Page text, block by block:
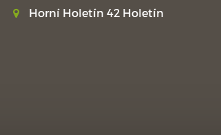
Horní Holetín 42 Holetín